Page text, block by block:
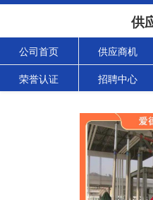
供
公司首页 供应商机
荣誉认证 招聘中心